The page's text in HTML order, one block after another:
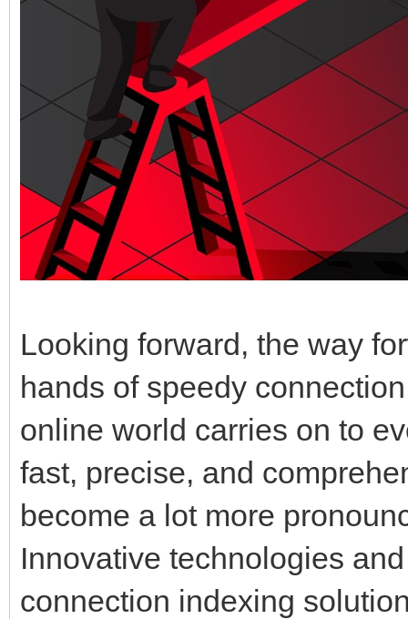
Looking forward, the way
hands of speedy
online world carries on to
fast, precise, and
become a lot more
Innovative technologies
connection indexing